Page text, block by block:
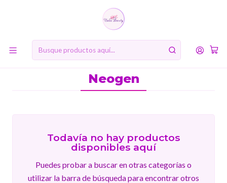
10% de descuento en tu primera compra online. Código: BIENVENIDA10
Neogen
Todavía no hay productos
disponibles aquí
Puedes probar a buscar en otras categorías o
utilizar la barra de búsqueda para encontrar otros